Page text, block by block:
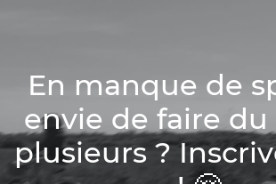
En manque de
envie de faire du
plusieurs ?